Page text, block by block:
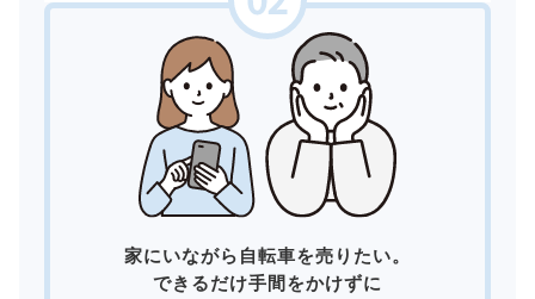
家にいながら自転車を売りたい。
できるだけ手間をかけずに